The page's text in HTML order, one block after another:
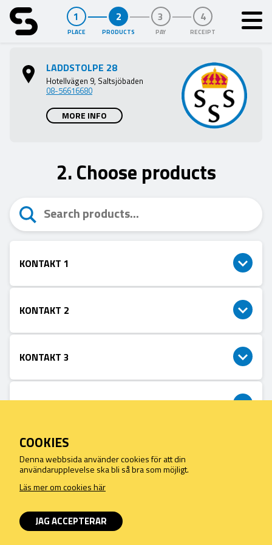
PLACE PRODUCTS PAY RECEIPT
LADDSTOLPE 28
Hotellvägen 9, Saltsjöbaden
08-56616680
MORE INFO
2. Choose products
KONTAKT 1
KONTAKT 2
KONTAKT 3
KONTAKT 4
When you make purchases on this site, you agree to our terms of
sale and privacy under GDPR
Read more about our terms and conditions
COOKIES
Denna webbsida använder cookies för att din
användarupplevelse ska bli så bra som möjligt.
Läs mer om cookies här
JAG ACCEPTERAR